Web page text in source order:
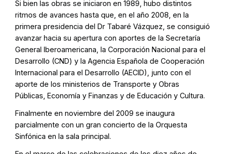
Si bien las obras se iniciaron en 1989, hubo distintos
ritmos de avances hasta que, en el año 2008, en la
primera presidencia del Dr Tabaré Vázquez, se consiguió
avanzar hacia su apertura con aportes de la Secretaría
General Iberoamericana, la Corporación Nacional para el
Desarrollo (CND) y la Agencia Española de Cooperación
Internacional para el Desarrollo (AECID), junto con el
aporte de los ministerios de Transporte y Obras
Públicas, Economía y Finanzas y de Educación y Cultura.
Finalmente en noviembre del 2009 se inaugura
parcialmente con un gran concierto de la Orquesta
Sinfónica en la sala principal.